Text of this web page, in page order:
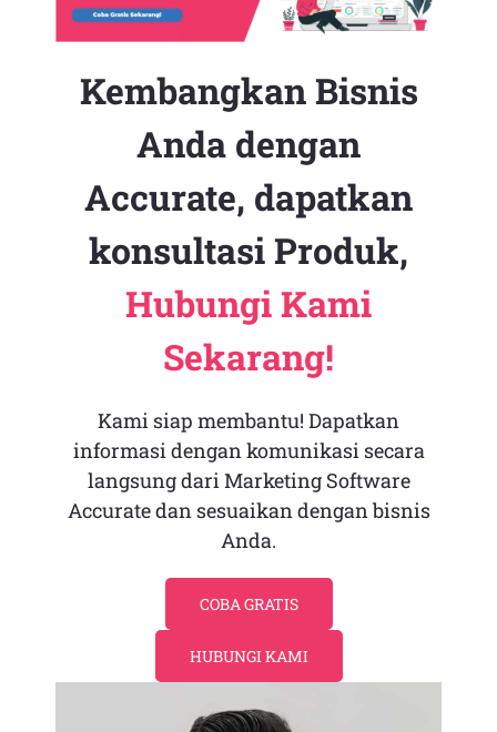
Kembangkan Bisnis
Anda dengan
Accurate, dapatkan
konsultasi Produk,
Hubungi Kami
Sekarang!
Kami siap membantu! Dapatkan
informasi dengan komunikasi secara
langsung dari Marketing Software
Accurate dan sesuaikan dengan bisnis
Anda.
COBA GRATIS
HUBUNGI KAMI